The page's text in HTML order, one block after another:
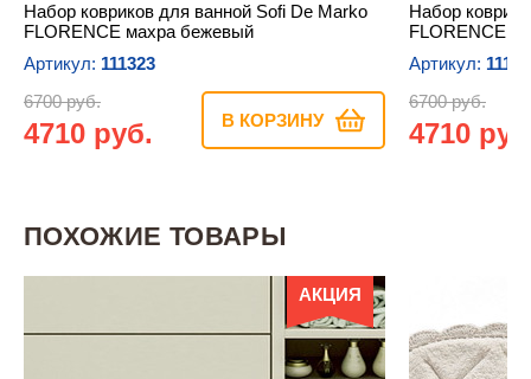
Набор ковриков для ванной Sofi De Marko
FLORENCE махра бежевый
Артикул: 111323
6700 руб.
4710 руб. В КОРЗИНУ
Набор
FLORENCE
Артикул:
6700 руб.
4710
ПОХОЖИЕ ТОВАРЫ
АКЦИЯ